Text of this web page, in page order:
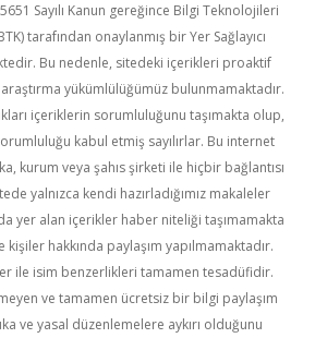
Sayılı Kanun gereğince Bilgi Teknolojileri
tarafından onaylanmış bir Yer Sağlayıcı
Bu nedenle, sitedeki içerikleri proaktif
yükümlülüğümüz bulunmamaktadır.
içeriklerin sorumluluğunu taşımakta olup,
kabul etmiş sayılırlar. Bu internet
kurum veya şahıs şirketi ile hiçbir bağlantısı
yalnızca kendi hazırladığımız makaleler
yer alan içerikler haber niteliği taşımamakta
hakkında paylaşım yapılmamaktadır.
ile isim benzerlikleri tamamen tesadüfidir.
ve tamamen ücretsiz bir bilgi paylaşım
ve yasal düzenlemelere aykırı olduğunu